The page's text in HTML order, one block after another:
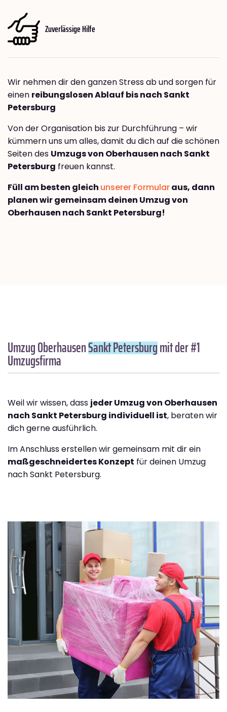
Zuverlässige Hilfe
Wir nehmen dir den ganzen Stress ab und sorgen für
einen reibungslosen Ablauf bis nach Sankt
Petersburg
Von der Organisation bis zur Durchführung – wir
kümmern uns um alles, damit du dich auf die schönen
Seiten des Umzugs von Oberhausen nach Sankt
Petersburg freuen kannst.
Füll am besten gleich unserer Formularaus, dann
planen wir gemeinsam deinen Umzug von
Oberhausen nach Sankt Petersburg!
Umzug OberhausenSankt Petersburgmit der #1
Umzugsfirma
Weil wir wissen, dass jeder Umzug von Oberhausen
nach Sankt Petersburg individuell ist, beraten wir
dich gerne ausführlich.
Im Anschluss erstellen wir gemeinsam mit dir ein
maßgeschneidertes Konzept für deinen Umzug
nach Sankt Petersburg.